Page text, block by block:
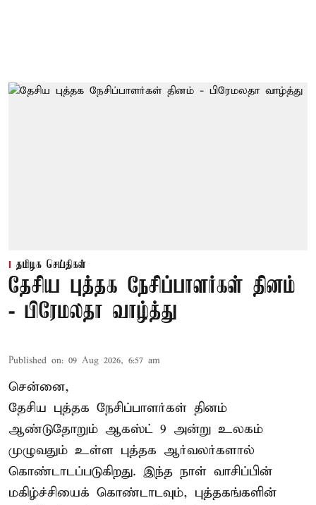
தமிழக செய்திகள்
தேசிய புத்தக நேசிப்பாளர்கள் தினம்
- பிரேமலதா வாழ்த்து
Published on: 09 Aug 2026, 6:57 am
சென்னை,
தேசிய புத்தக நேசிப்பாளர்கள் தினம்
ஆண்டுதோறும் ஆகஸ்ட் 9 அன்று உலகம்
முழுவதும் உள்ள புத்தக ஆர்வலர்களால்
கொண்டாடப்படுகிறது. இந்த நாள் வாசிப்பின்
மகிழ்ச்சியைக் கொண்டாடவும், புத்தகங்களின்